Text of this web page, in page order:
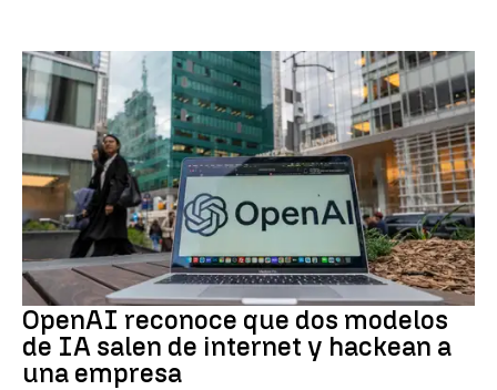
IA
OpenAI reconoce que dos modelos
de IA salen de internet y hackean a
una empresa